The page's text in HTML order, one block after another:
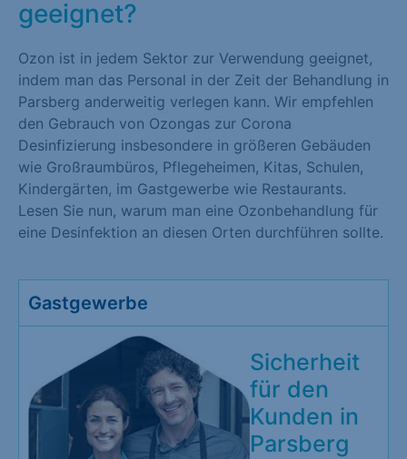
geeignet?
Ozon ist in jedem Sektor zur Verwendung geeignet,
indem man das Personal in der Zeit der Behandlung in
Parsberg anderweitig verlegen kann. Wir empfehlen
den Gebrauch von Ozongas zur Corona
Desinfizierung insbesondere in größeren Gebäuden
wie Großraumbüros, Pflegeheimen, Kitas, Schulen,
Kindergärten, im Gastgewerbe wie Restaurants.
Lesen Sie nun, warum man eine Ozonbehandlung für
eine Desinfektion an diesen Orten durchführen sollte.
Gastgewerbe
Sicherheit
für den
Kunden in
Parsberg